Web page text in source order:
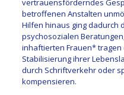
vertrauensförderndes
betroffenen Anstalten
Hilfen hinaus ging dadurch
psychosozialen
inhaftierten Frauen*
Stabilisierung ihrer
durch Schriftverkehr oder
kompensieren.